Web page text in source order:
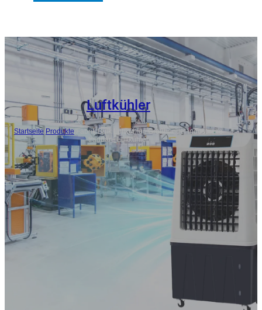
Luftkühler
Startseite/ Produkte
Fabrik Bulk Luftkühler, Großhandel industrielle
tragbare Luftkühler